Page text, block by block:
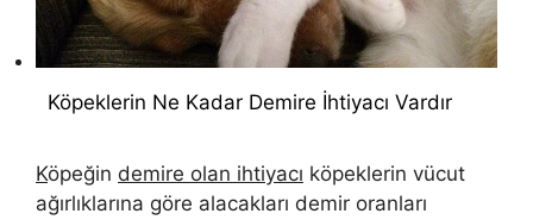
Köpeklerin Ne Kadar Demire İhtiyacı Vardır
Köpeğin demire olan ihtiyacı köpeklerin vücut
ağırlıklarına göre alacakları demir oranları